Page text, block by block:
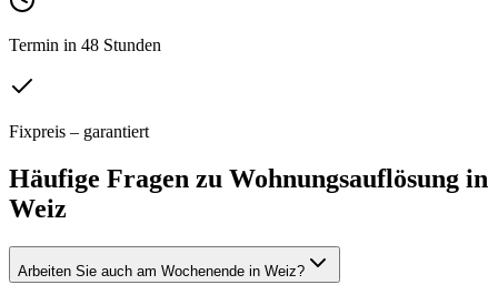
Termin in 48 Stunden
Fixpreis – garantiert
Häufige Fragen zu Wohnungsauflösung in
Weiz
Arbeiten Sie auch am Wochenende in Weiz?